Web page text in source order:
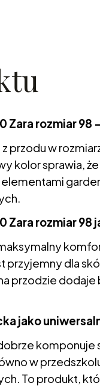
Zara rozmiar
przodu w
kolor sprawia,
elementami
Zara rozmiar
przyjemny dla
przodzie
jako
komponuje
w
To produkt,